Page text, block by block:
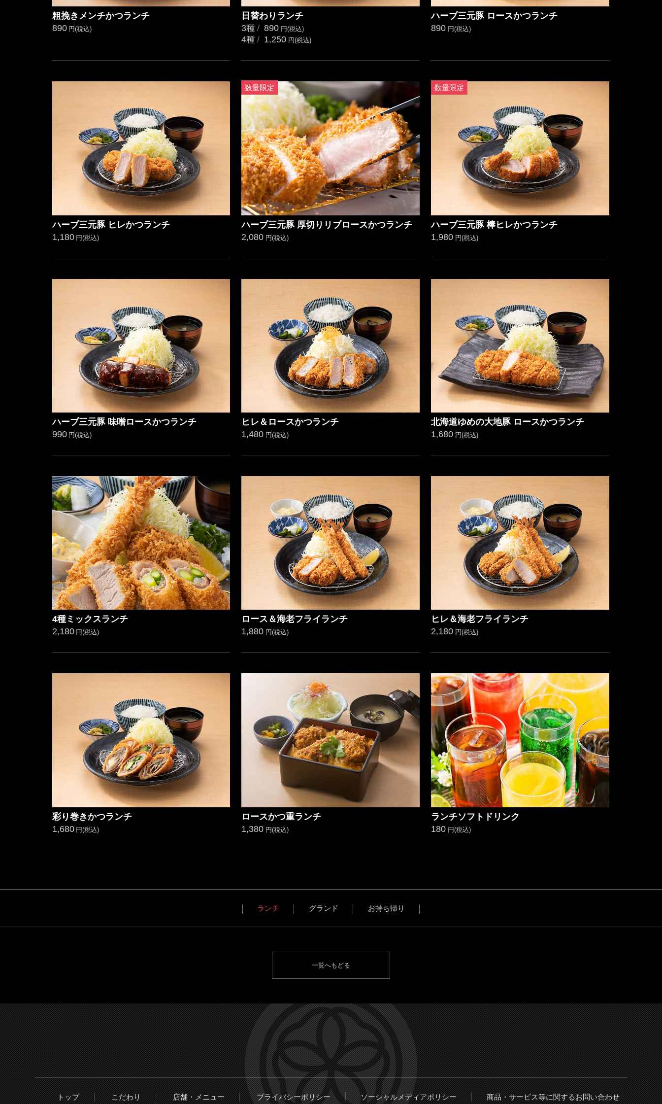
粗挽きメンチかつランチ
890 円(税込)
日替わりランチ
3種
890 円(税込)
4種 1,250 円(税込)
ハーブ三元豚 ロースかつランチ
890 円(税込)
ハーブ三元豚 ヒレかつランチ
1,180 円(税込)
ハーブ三元豚 厚切りリブロースかつランチ
2,080 円(税込)
数量限定
ハーブ三元豚 棒ヒレかつランチ
1,980 円(税込)
数量限定
ハーブ三元豚 味噌ロースかつランチ
990 円(税込)
ヒレ＆ロースかつランチ
1,480 円(税込)
北海道ゆめの大地豚 ロースかつランチ
1,680 円(税込)
4種ミックスランチ
2,180 円(税込)
ロース＆海老フライランチ
1,880 円(税込)
ヒレ＆海老フライランチ
2,180 円(税込)
彩り巻きかつランチ
1,680 円(税込)
ロースかつ重ランチ
1,380 円(税込)
ランチソフトドリンク
180 円(税込)
ランチ グランド お持ち帰り
一覧へもどる
トップ こだわり 店舗・メニュー プライバシーポリシー ソーシャルメディアポリシー 商品・サービス等に関するお問い合わせ